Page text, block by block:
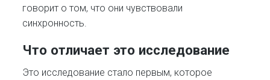
говорит о том, что они чувствовали
синхронность.
Что отличает это исследование
Это исследование стало первым, которое